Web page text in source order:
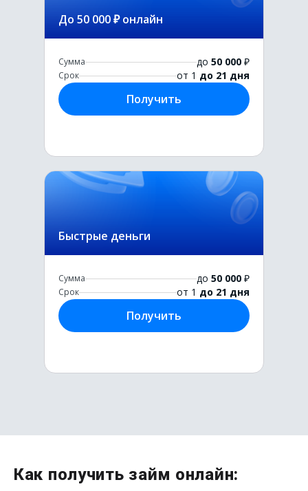
До 50 000 ₽ онлайн
Сумма до 50 000 ₽
Срок от 1 до 21 дня
Получить
Быстрые деньги
Сумма до 50 000 ₽
Срок от 1 до 21 дня
Получить
Как получить займ онлайн: